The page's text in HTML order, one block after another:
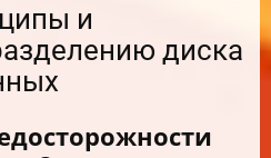
и
диска